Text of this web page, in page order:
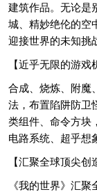
建筑作品。无论是
城、精妙绝伦的空
迎接世界的未知挑
【近乎无限的游戏
合成、烧炼、附魔
法，布置陷阱防卫
类组件、命令方块
电路系统、超乎想
【汇聚全球顶尖创
《我的世界》汇